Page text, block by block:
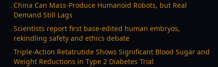
→ China Can Mass-Produce Humanoid Robots, but Real
Demand Still Lags
→Scientists report first base-edited human embryos,
rekindling safety and ethics debate
→Triple-Action Retatrutide Shows Significant Blood Sugar and
Weight Reductions in Type 2 Diabetes Trial